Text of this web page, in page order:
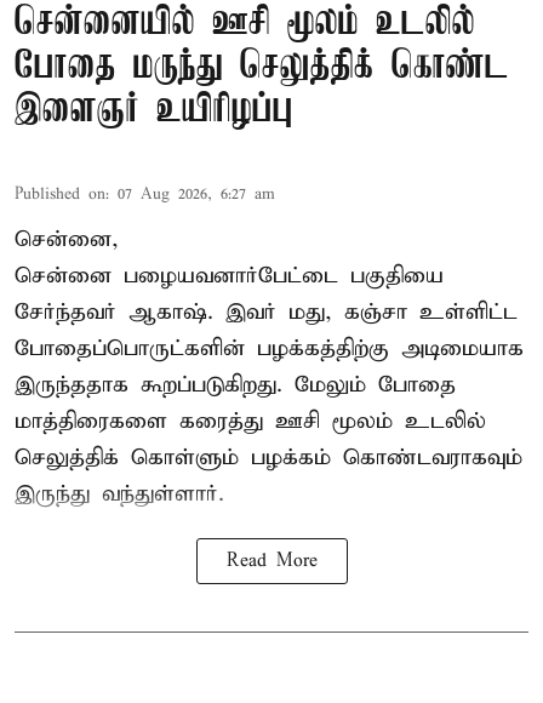
சென்னையில் ஊசி மூலம் உடலில்
போதை மருந்து செலுத்திக் கொண்ட
இளைஞர் உயிரிழப்பு
Published on: 07 Aug 2026, 6:27 am
சென்னை,
சென்னை பழையவனார்பேட்டை பகுதியை
சேர்ந்தவர் ஆகாஷ். இவர் மது, கஞ்சா உள்ளிட்ட
போதைப்பொருட்களின் பழக்கத்திற்கு அடிமையாக
இருந்ததாக கூறப்படுகிறது. மேலும் போதை
மாத்திரைகளை கரைத்து ஊசி மூலம் உடலில்
செலுத்திக் கொள்ளும் பழக்கம் கொண்டவராகவும்
இருந்து வந்துள்ளார்.
Read More